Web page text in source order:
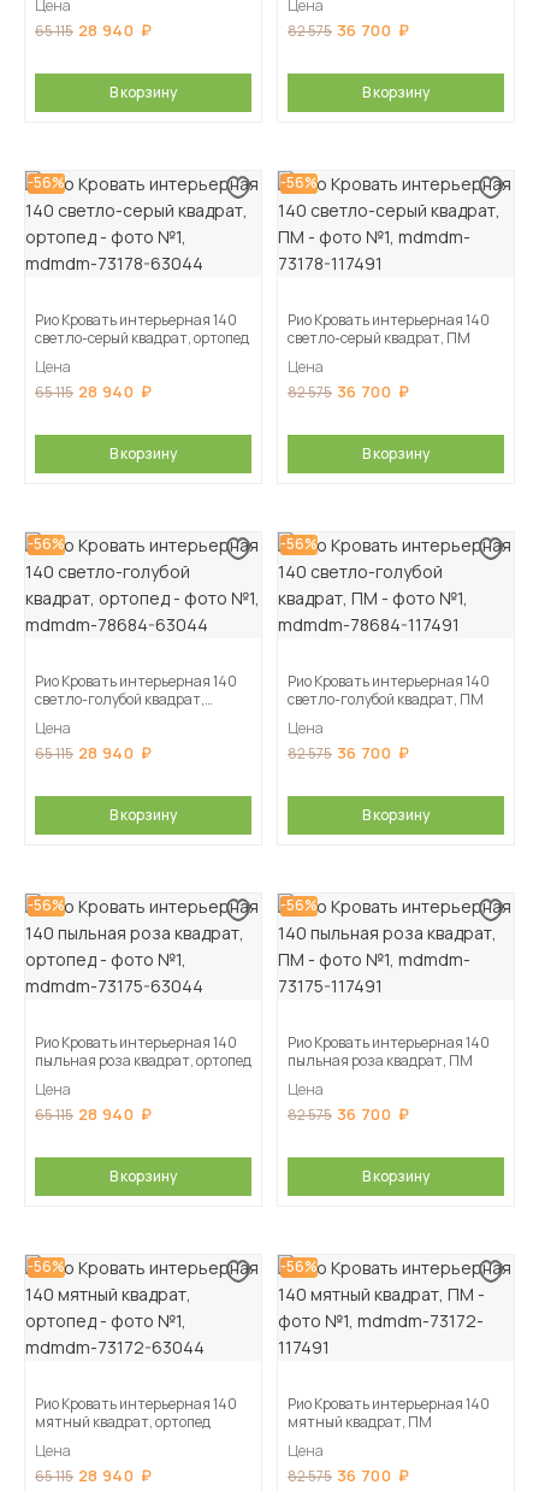
Цена
65 115 28 940
В корзину
Цена
82 575 36 700
В корзину
-56%
Рио Кровать интерьерная 140
светло-серый квадрат, ортопед
Цена
65 115 28 940
В корзину
-56%
Рио Кровать интерьерная 140
светло-серый квадрат, ПМ
Цена
82 575 36 700
В корзину
-56%
Рио Кровать интерьерная 140
светло-голубой квадрат,
Цена
65 115 28 940
В корзину
-56%
Рио Кровать интерьерная 140
светло-голубой квадрат, ПМ
Цена
82 575 36 700
В корзину
-56%
Рио Кровать интерьерная 140
пыльная роза квадрат, ортопед
Цена
65 115 28 940
В корзину
-56%
Рио Кровать интерьерная 140
пыльная роза квадрат, ПМ
Цена
82 575 36 700
В корзину
-56%
Рио Кровать интерьерная 140
мятный квадрат, ортопед
Цена
65 115 28 940
-56%
Рио Кровать интерьерная 140
мятный квадрат, ПМ
Цена
82 575 36 700